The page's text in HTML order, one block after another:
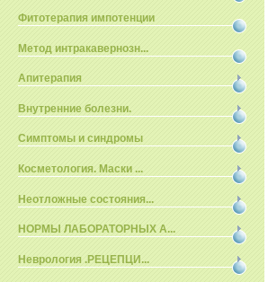
Фитотерапия импотенции
Метод интракавернозн...
Апитерапия
Внутренние болезни.
Симптомы и синдромы
Косметология. Маски ...
Неотложные состояния...
НОРМЫ ЛАБОРАТОРНЫХ А...
Неврология .РЕЦЕПЦИ...